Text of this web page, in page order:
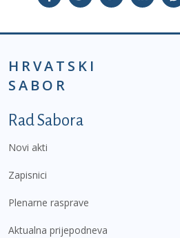
HRVATSKI
SABOR
Podnožje prvi izbornik
Rad Sabora
Novi akti
Zapisnici
Plenarne rasprave
Aktualna prijepodneva